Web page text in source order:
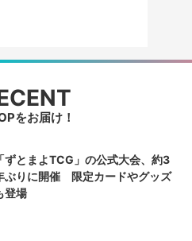
をお届け！
「ずとまよTCG」の公式大会、約3
ぶりに開催 限定カードやグッズ
登場